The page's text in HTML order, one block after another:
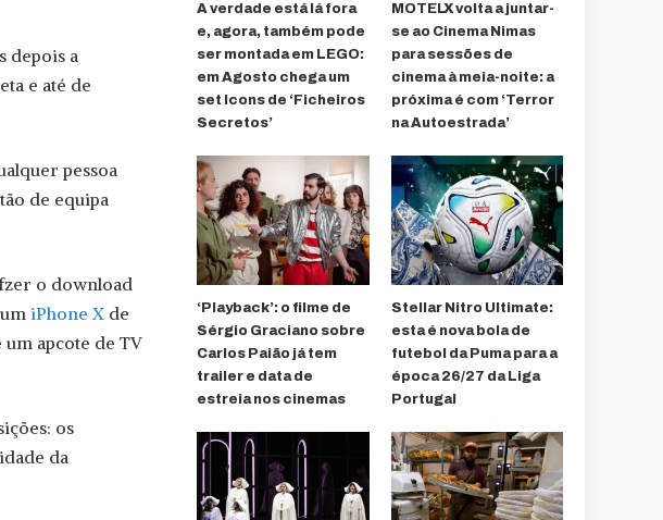
depois a
e até de
pessoa
de equipa
o download
iPhone X de
um apcote de TV
os
da
A verdade está lá fora
e, agora, também pode
ser montada em LEGO:
em Agosto chega um
set Icons de ‘Ficheiros
Secretos’
MOTELX volta a juntar-
se ao Cinema Nimas
para sessões de
cinema à meia-noite: a
próxima é com ‘Terror
na Autoestrada’
‘Playback’: o filme de
Sérgio Graciano sobre
Carlos Paião já tem
trailer e data de
estreia nos cinemas
Stellar Nitro Ultimate:
esta é nova bola de
futebol da Puma para a
época 26/27 da Liga
Portugal